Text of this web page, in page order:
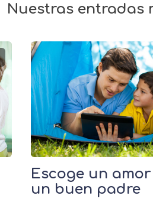
Nuestras entradas
Escoge un
un buen padre